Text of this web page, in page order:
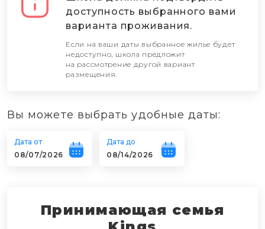
доступность выбранного вами
варианта проживания.
Если на ваши даты выбранное жилье будет
недоступно, школа предложит
на рассмотрение другой вариант
размещения.
Вы можете выбрать удобные даты:
Дата от Дата до
Принимающая семья